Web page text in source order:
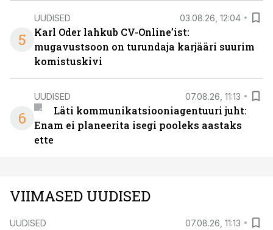
5
UUDISED 03.08.26, 12:04
Karl Oder lahkub CV-Online’ist:
mugavustsoon on turundaja karjääri suurim
komistuskivi
6
UUDISED 07.08.26, 11:13
Läti kommunikatsiooniagentuuri juht:
Enam ei planeerita isegi pooleks aastaks
ette
VIIMASED UUDISED
UUDISED 07.08.26, 11:13